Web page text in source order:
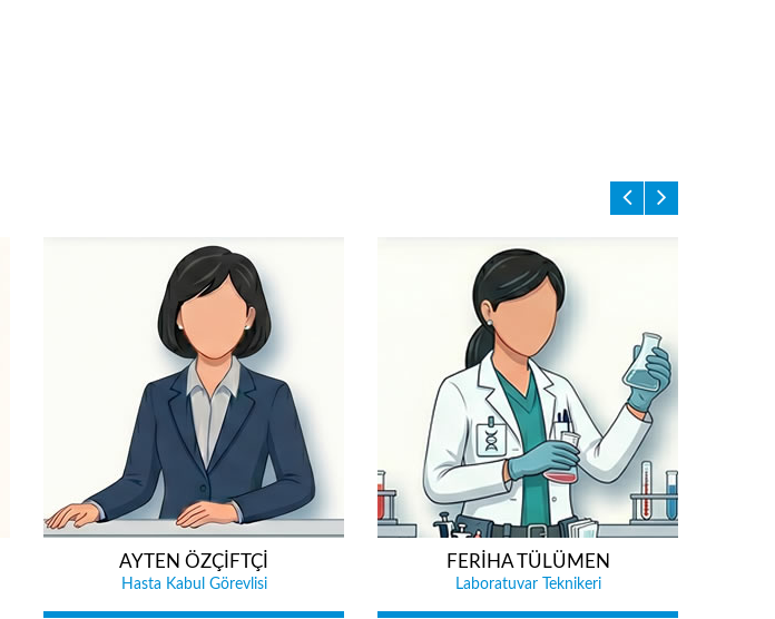
AYTEN ÖZÇİFTÇİ
Hasta Kabul Görevlisi
FERİHA TÜLÜMEN
Laboratuvar Teknikeri